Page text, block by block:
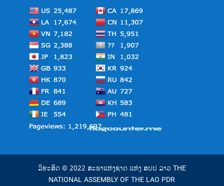
ລິຂະສິດ © 2022 ສະພາແຫ່ງຊາດ ແຫ່ງ ສປປ ລາວ THE
NATIONAL ASSEMBLY OF THE LAO PDR